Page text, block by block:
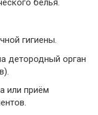
белья.
гигиены.
детородный орган
или приём